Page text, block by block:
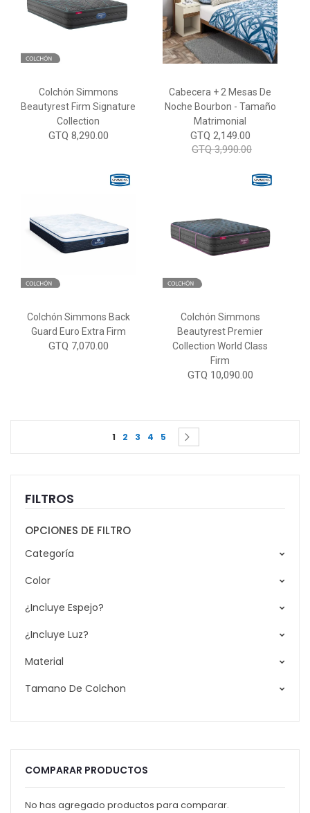
Colchón Simmons
Beautyrest Firm Signature
Collection
GTQ 8,290.00
Cabecera + 2 Mesas De
Noche Bourbon - Tamaño
Matrimonial
GTQ 2,149.00
GTQ 3,990.00
Colchón Simmons Back
Guard Euro Extra Firm
GTQ 7,070.00
Colchón Simmons
Beautyrest Premier
Collection World Class
Firm
GTQ 10,090.00
Page
You're currently reading page
1 Page
2 Page
3 Page
4 Page
5 Page
FILTROS
OPCIONES DE FILTRO
Categoría
Color
¿Incluye Espejo?
¿Incluye Luz?
Material
Tamano De Colchon
COMPARAR PRODUCTOS
No has agregado productos para comparar.